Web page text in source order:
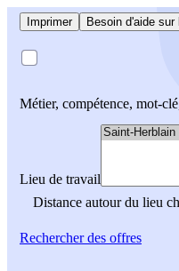
Imprimer Besoin d'aide
Métier, compétence, mot-
Lieu de travail
Distance autour du lieu
Rechercherdes offres